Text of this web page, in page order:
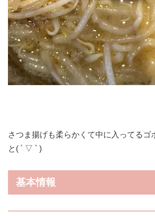
さつま揚げも柔らかくて中に入ってるゴ
と( ´ ▽ ` )
基本情報